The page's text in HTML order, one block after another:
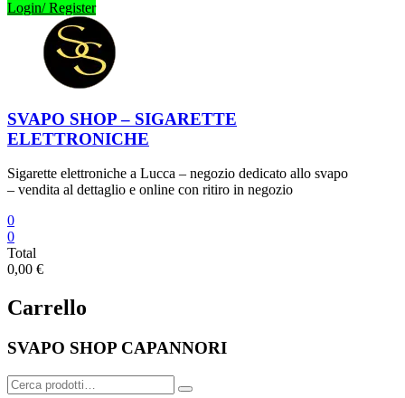
Login/ Register
SVAPO SHOP – SIGARETTE
ELETTRONICHE
Sigarette elettroniche a Lucca – negozio dedicato allo svapo
– vendita al dettaglio e online con ritiro in negozio
0
0
Total
0,00 €
Carrello
SVAPO SHOP CAPANNORI
Cerca: